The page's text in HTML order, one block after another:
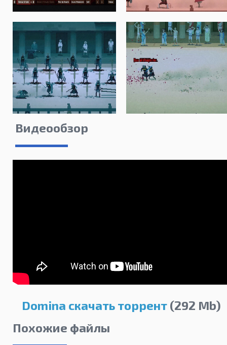
Видеообзор
Domina скачать торрент(292 Mb)
Похожие файлы